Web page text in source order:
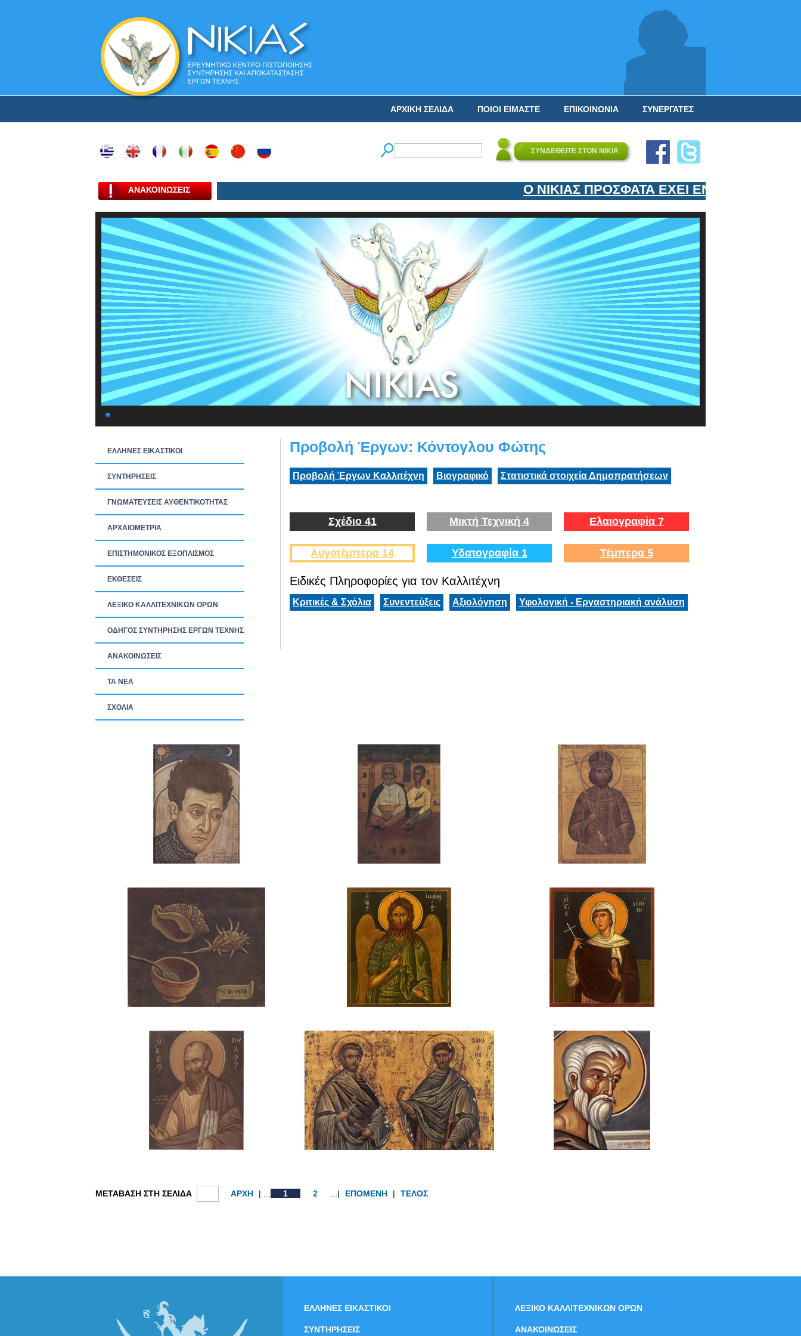
ΣΥΝΕΡΓΑΤΕΣ
ΕΠΙΚΟΙΝΩΝΙΑ
ΠΟΙΟΙ ΕΙΜΑΣΤΕ
ΑΡΧΙΚΗ ΣΕΛΙΔΑ
ΣΥΝΔΕΘΕΙΤΕ ΣΤΟΝ ΝΙΚΙΑ
ΑΝΑΚΟΙΝΩΣΕΙΣ Ο ΝΙΚΙΑΣ ΠΡΟΣΦΑΤΑ ΕΧΕΙ ΕΝΤΑΞΕΙ ΣΤΟΝ
ΕΛΛΗΝΕΣ ΕΙΚΑΣΤΙΚΟΙ
ΣΥΝΤΗΡΗΣΕΙΣ
ΓΝΩΜΑΤΕΥΣΕΙΣ ΑΥΘΕΝΤΙΚΟΤΗΤΑΣ
ΑΡΧΑΙΟΜΕΤΡΙΑ
ΕΠΙΣΤΗΜΟΝΙΚΟΣ ΕΞΟΠΛΙΣΜΟΣ
ΕΚΘΕΣΕΙΣ
ΛΕΞΙΚΟ ΚΑΛΛΙΤΕΧΝΙΚΩΝ ΟΡΩΝ
ΟΔΗΓΟΣ ΣΥΝΤΗΡΗΣΗΣ ΕΡΓΩΝ ΤΕΧΝΗΣ
ΑΝΑΚΟΙΝΩΣΕΙΣ
ΤΑ ΝEΑ
ΣΧΟΛΙΑ
Προβολή Έργων: Κόντογλου Φώτης
Προβολή Έργων Καλλιτέχνη Βιογραφικό Στατιστικά στοιχεία Δημοπρατήσεων
Σχέδιο 41 Μικτή Τεχνική 4 Ελαιογραφία 7
Αυγοτέμπερα 14 Υδατογραφία 1 Τέμπερα 5
Ειδικές Πληροφορίες για τον Καλλιτέχνη
Κριτικές & Σχόλια Συνεντεύξεις Αξιολόγηση Υφολογική - Εργαστηριακή ανάλυση
ΜΕΤΑΒΑΣΗ ΣΤΗ ΣΕΛΙΔΑ ΑΡΧΗ | ... 1 2 ...| ΕΠΟΜΕΝΗ | ΤΕΛΟΣ
ΕΛΛΗΝΕΣ ΕΙΚΑΣΤΙΚΟΙ
ΣΥΝΤΗΡΗΣΕΙΣ
ΛΕΞΙΚΟ ΚΑΛΛΙΤΕΧΝΙΚΩΝ ΟΡΩΝ
ΑΝΑΚΟΙΝΩΣΕΙΣ